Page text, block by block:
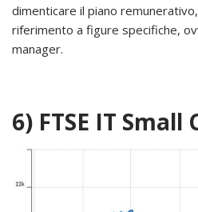
dimenticare il piano
riferimento a figure specifiche,
manager.
6) FTSE IT Small